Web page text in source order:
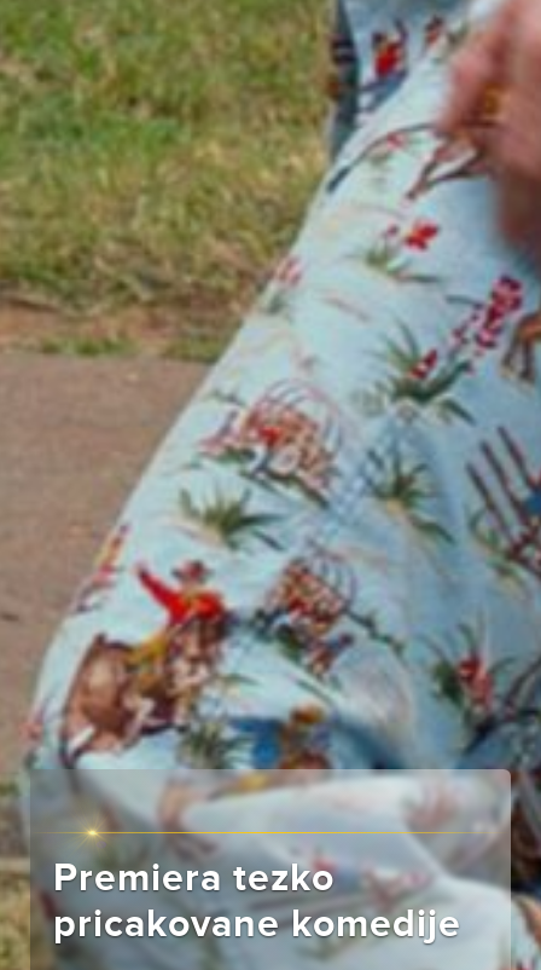
Premiera tezko
pricakovane komedije